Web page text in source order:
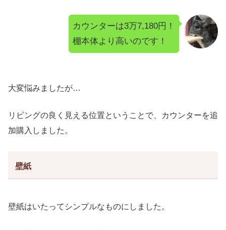
カウンターは3万7,180円！
棚本体より高いのです！
大変悩みましたが…
リビングの良く見える位置ということで、カウンターを追
加購入しました。
壁紙
壁紙はいたってシンプルなものにしました。